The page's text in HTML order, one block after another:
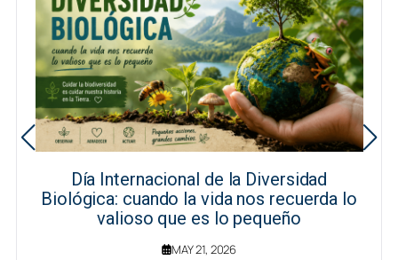
Día Internacional de la Diversidad
Biológica: cuando la vida nos recuerda lo
valioso que es lo pequeño
MAY 21, 2026